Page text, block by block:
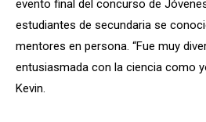
evento final del concurso de
estudiantes de secundaria se
mentores en persona. “Fue muy
entusiasmada con la ciencia como
Kevin.